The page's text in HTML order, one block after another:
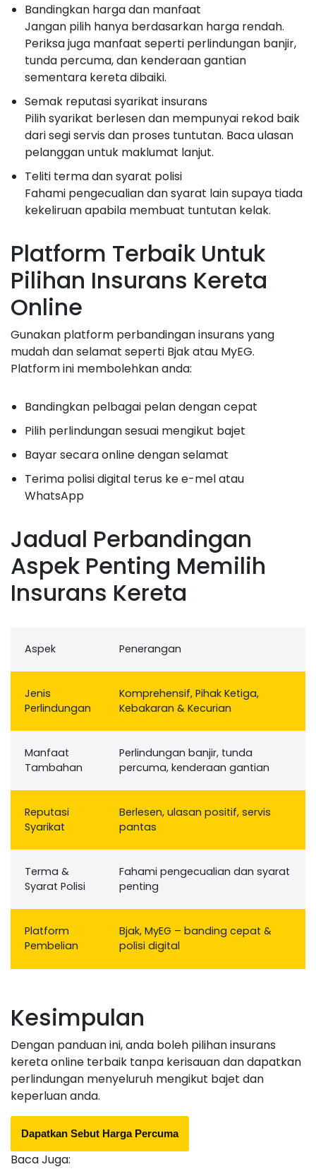
Bandingkan harga dan manfaat
Jangan pilih hanya berdasarkan harga rendah.
Periksa juga manfaat seperti perlindungan banjir,
tunda percuma, dan kenderaan gantian
sementara kereta dibaiki.
Semak reputasi syarikat insurans
Pilih syarikat berlesen dan mempunyai rekod baik
dari segi servis dan proses tuntutan. Baca ulasan
pelanggan untuk maklumat lanjut.
Teliti terma dan syarat polisi
Fahami pengecualian dan syarat lain supaya tiada
kekeliruan apabila membuat tuntutan kelak.
Platform Terbaik Untuk
Pilihan Insurans Kereta
Online
Gunakan platform perbandingan insurans yang
mudah dan selamat seperti Bjak atau MyEG.
Platform ini membolehkan anda:
Bandingkan pelbagai pelan dengan cepat
Pilih perlindungan sesuai mengikut bajet
Bayar secara online dengan selamat
Terima polisi digital terus ke e-mel atau
WhatsApp
Jadual Perbandingan
Aspek Penting Memilih
Insurans Kereta
Aspek Penerangan
Jenis
Perlindungan
Komprehensif, Pihak Ketiga,
Kebakaran & Kecurian
Manfaat
Tambahan
Perlindungan banjir, tunda
percuma, kenderaan gantian
Reputasi
Syarikat
Berlesen, ulasan positif, servis
pantas
Terma &
Syarat Polisi
Fahami pengecualian dan syarat
penting
Platform
Pembelian
Bjak, MyEG – banding cepat &
polisi digital
Kesimpulan
Dengan panduan ini, anda boleh pilihan insurans
kereta online terbaik tanpa kerisauan dan dapatkan
perlindungan menyeluruh mengikut bajet dan
keperluan anda.
Dapatkan Sebut Harga Percuma
Baca Juga: